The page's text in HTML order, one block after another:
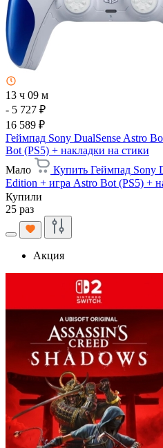
13 ч 09 м
- 5 727 ₽
16 589 ₽
Геймпад Sony DualSense Astro
Bot (PS5) + накладки на стики
Мало
Купить Геймпад Sony
Edition + игра Astro Bot (PS5) +
Купили
25 раз
Акция